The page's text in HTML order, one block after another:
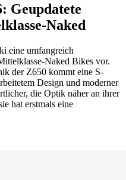
Geupdatete
Naked
eine umfangreich
Naked Bikes vor.
der Z650 kommt eine S-
Design und moderner
die Optik näher an ihrer
hat erstmals eine